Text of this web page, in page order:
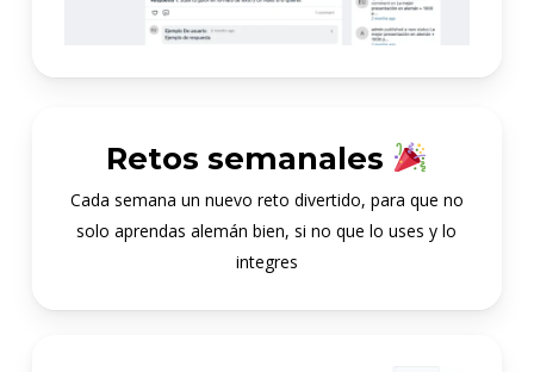
Retos semanales
Cada semana un nuevo reto divertido, para que no
solo aprendas alemán bien, si no que lo uses y lo
integres